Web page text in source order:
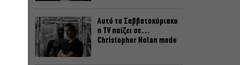
Αυτό το Σαββατοκύριακο
η TV παίζει σε…
Christopher Nolan mode